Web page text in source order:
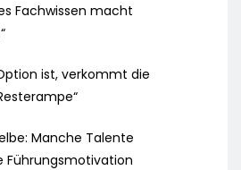
Fachwissen macht
ist, verkommt die
Manche Talente
Führungsmotivation